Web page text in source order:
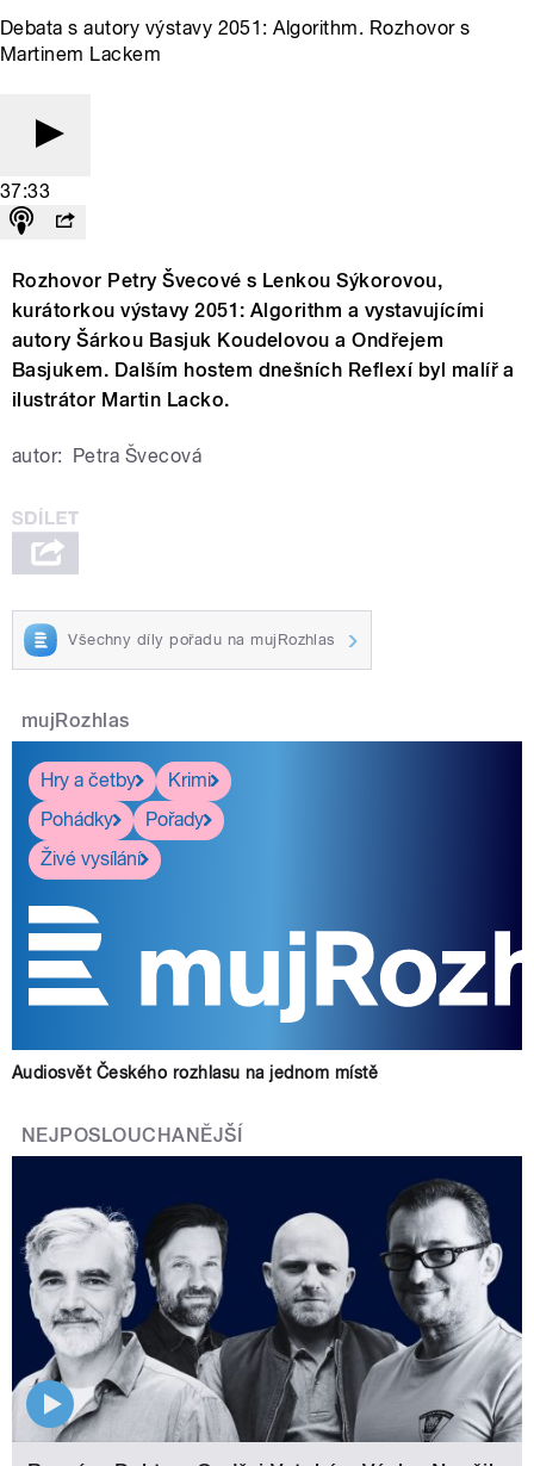
Debata s autory výstavy 2051: Algorithm. Rozhovor s
Martinem Lackem
37:33
Rozhovor Petry Švecové s Lenkou Sýkorovou,
kurátorkou výstavy 2051: Algorithm a vystavujícími
autory Šárkou Basjuk Koudelovou a Ondřejem
Basjukem. Dalším hostem dnešních Reflexí byl malíř a
ilustrátor Martin Lacko.
autor: Petra Švecová
Všechny díly pořadu na mujRozhlas
mujRozhlas
Hry a četby
Krimi
Pohádky
Pořady
Živé vysílání
Audiosvět Českého rozhlasu na jednom místě
NEJPOSLOUCHANĚJŠÍ